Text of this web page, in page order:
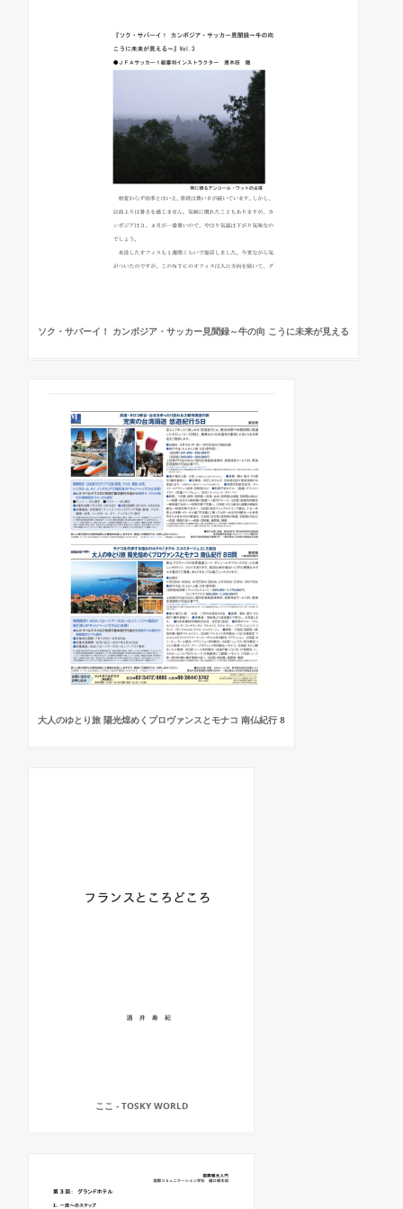
ソク・サバーイ！ カンボジア・サッカー見聞録～牛の向 こうに未来が見える
大人のゆとり旅 陽光煌めくプロヴァンスとモナコ 南仏紀行 8
ここ - TOSKY WORLD